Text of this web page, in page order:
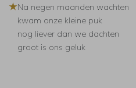
★Na negen maanden wachten
kwam onze kleine puk
nog liever dan we dachten
groot is ons geluk